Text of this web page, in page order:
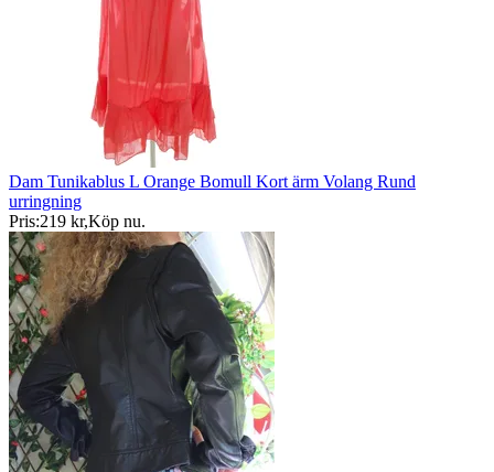
Dam Tunikablus L Orange Bomull Kort ärm Volang Rund
urringning
Pris:219 kr,Köp nu.